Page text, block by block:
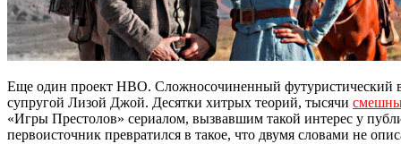
Еще один проект HBO. Сложносочиненный
супругой Лизой Джой. Десятки хитрых теорий, тысячи
«Игры Престолов» сериалом, вызвавшим такой интерес у
первоисточник превратился в такое, что двумя словами не